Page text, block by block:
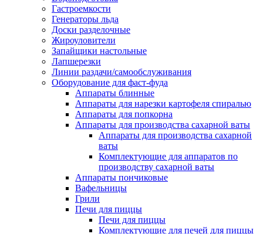
Гастроемкости
Генераторы льда
Доски разделочные
Жироуловители
Запайщики настольные
Лапшерезки
Линии раздачи/самообслуживания
Оборудование для фаст-фуда
Аппараты блинные
Аппараты для нарезки картофеля спиралью
Аппараты для попкорна
Аппараты для производства сахарной ваты
Аппараты для производства сахарной
ваты
Комплектующие для аппаратов по
производству сахарной ваты
Аппараты пончиковые
Вафельницы
Грили
Печи для пиццы
Печи для пиццы
Комплектующие для печей для пиццы